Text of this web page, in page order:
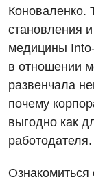
Мероприятия
Энциклопедия
Отзывы
Диагностика
Коноваленко.
становления
медицины
в отношении
развенчала
почему
выгодно как
работодателя.
Ознакомиться